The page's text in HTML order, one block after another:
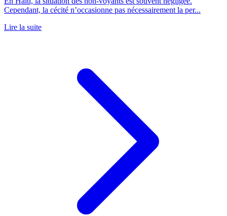
Cependant, la cécité n’occasionne pas nécessairement la per...
Lire la suite